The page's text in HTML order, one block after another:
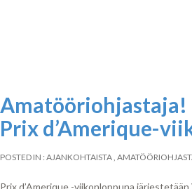
Prix d’Amerique-
POSTED IN :AJANKOHTAISTA,
Prix d’Amerique -viikonloppuna